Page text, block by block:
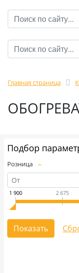
Главная страница
Подбор
Розница
1 900 2 675